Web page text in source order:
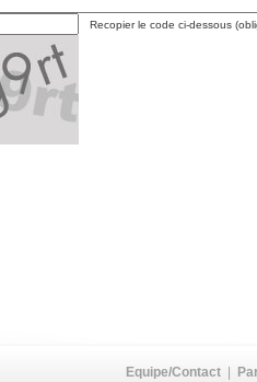
Recopier le code ci-dessous
Equipe/Contact